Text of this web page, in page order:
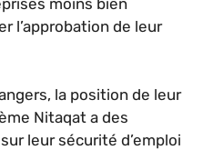
l’approbation de leur
la position de leur
Nitaqat a des
leur sécurité d’emploi